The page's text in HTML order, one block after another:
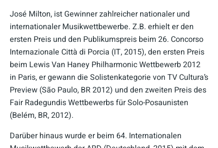
José Milton, ist Gewinner zahlreicher nationaler und
internationaler Musikwettbewerbe. Z.B. erhielt er den
ersten Preis und den Publikumspreis beim 26. Concorso
Internazionale Città di Porcia (IT, 2015), den ersten Preis
beim Lewis Van Haney Philharmonic Wettbewerb 2012
in Paris, er gewann die Solistenkategorie von TV Cultura’s
Preview (São Paulo, BR 2012) und den zweiten Preis des
Fair Radegundis Wettbewerbs für Solo-Posaunisten
(Belém, BR, 2012).
Darüber hinaus wurde er beim 64. Internationalen